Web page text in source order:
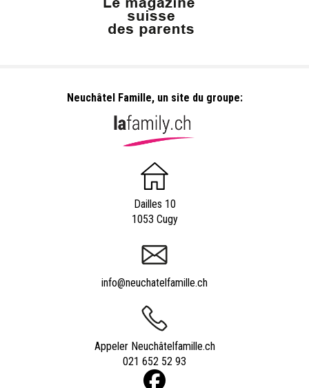
Neuchâtel Famille, un site du groupe:
Dailles 10
1053 Cugy
info@neuchatelfamille.ch
Appeler Neuchâtelfamille.ch
021 652 52 93